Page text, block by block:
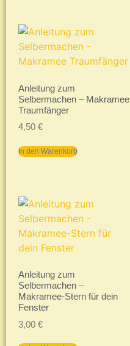
Anleitung zum
Selbermachen – Makramee
Traumfänger
4,50 €
In den Warenkorb
Anleitung zum
Selbermachen –
Makramee-Stern für dein
Fenster
3,00 €